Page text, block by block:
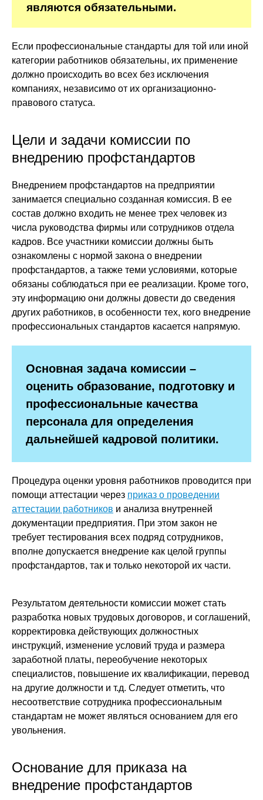
являются обязательными.
Если профессиональные стандарты для той или иной
категории работников обязательны, их применение
должно происходить во всех без исключения
компаниях, независимо от их организационно-
правового статуса.
Цели и задачи комиссии по
внедрению профстандартов
Внедрением профстандартов на предприятии
занимается специально созданная комиссия. В ее
состав должно входить не менее трех человек из
числа руководства фирмы или сотрудников отдела
кадров. Все участники комиссии должны быть
ознакомлены с нормой закона о внедрении
профстандартов, а также теми условиями, которые
обязаны соблюдаться при ее реализации. Кроме того,
эту информацию они должны довести до сведения
других работников, в особенности тех, кого внедрение
профессиональных стандартов касается напрямую.
Основная задача комиссии –
оценить образование, подготовку и
профессиональные качества
персонала для определения
дальнейшей кадровой политики.
Процедура оценки уровня работников проводится при
помощи аттестации через приказ о проведении
аттестации работников и анализа внутренней
документации предприятия. При этом закон не
требует тестирования всех подряд сотрудников,
вполне допускается внедрение как целой группы
профстандартов, так и только некоторой их части.
Результатом деятельности комиссии может стать
разработка новых трудовых договоров, и соглашений,
корректировка действующих должностных
инструкций, изменение условий труда и размера
заработной платы, переобучение некоторых
специалистов, повышение их квалификации, перевод
на другие должности и т.д. Следует отметить, что
несоответствие сотрудника профессиональным
стандартам не может являться основанием для его
увольнения.
Основание для приказа на
внедрение профстандартов